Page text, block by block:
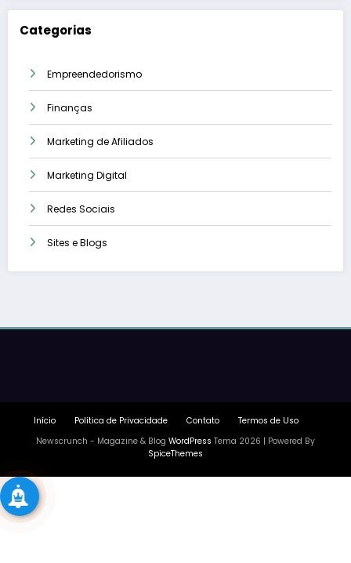
Categorias
Empreendedorismo
Finanças
Marketing de Afiliados
Marketing Digital
Redes Sociais
Sites e Blogs
Início Política de Privacidade Contato
Termos de Uso
Newscrunch - Magazine & Blog WordPress Tema 2026 | Powered By
SpiceThemes